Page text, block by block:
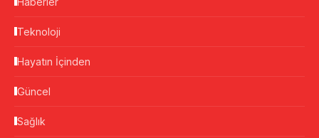
Teknoloji
Hayatın İçinden
Güncel
Sağlık